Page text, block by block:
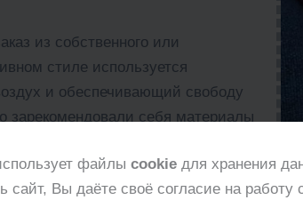
из собственного или
стиле используется
и обеспечивающий свободу
зарекомендовали себя материалы
полотно отличается
вещи на разные сезоны.
файлы cookie для хранения
сайт, Вы даёте своё согласие на